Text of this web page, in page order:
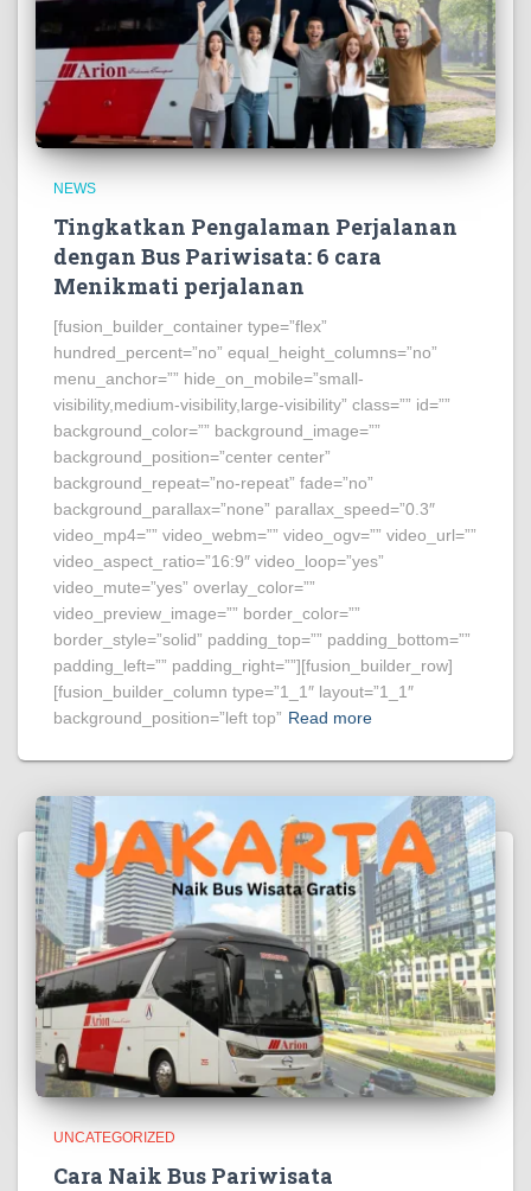
NEWS
Tingkatkan Pengalaman Perjalanan
dengan Bus Pariwisata: 6 cara
Menikmati perjalanan
[fusion_builder_container type=”flex”
hundred_percent=”no” equal_height_columns=”no”
menu_anchor=”” hide_on_mobile=”small-
visibility,medium-visibility,large-visibility” class=”” id=””
background_color=”” background_image=””
background_position=”center center”
background_repeat=”no-repeat” fade=”no”
background_parallax=”none” parallax_speed=”0.3″
video_mp4=”” video_webm=”” video_ogv=”” video_url=””
video_aspect_ratio=”16:9″ video_loop=”yes”
video_mute=”yes” overlay_color=””
video_preview_image=”” border_color=””
border_style=”solid” padding_top=”” padding_bottom=””
padding_left=”” padding_right=””][fusion_builder_row]
[fusion_builder_column type=”1_1″ layout=”1_1″
background_position=”left top” Read more
UNCATEGORIZED
Cara Naik Bus Pariwisata